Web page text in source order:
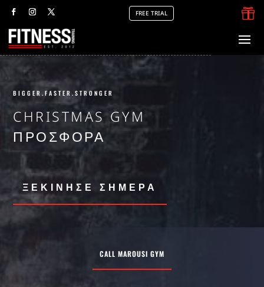
FREE TRIAL 
BIGGER.FASTER.STRONGER
CHRISTMAS GYM
ΠΡΟΣΦΟΡΑ
ΞΕΚΙΝΗΣΕ ΣΗΜΕΡΑ
CALL MAROUSI GYM